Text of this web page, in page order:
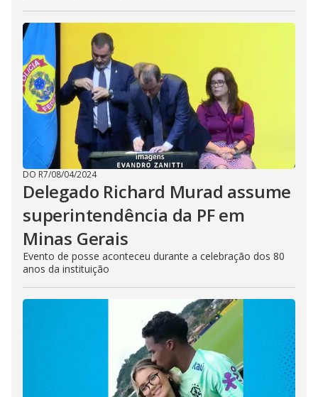
DO R7/08/04/2024
Delegado Richard Murad assume
superintendência da PF em
Minas Gerais
Evento de posse aconteceu durante a celebração dos 80
anos da instituição